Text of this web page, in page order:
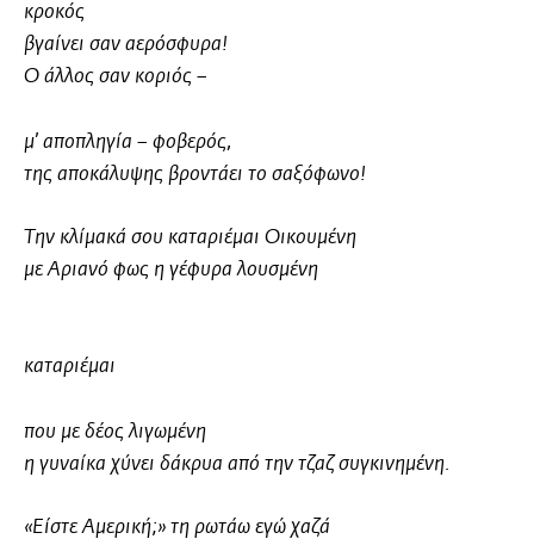
κροκός
βγαίνει σαν αερόσφυρα!
Ο άλλος σαν κοριός –
μ’ αποπληγία – φοβερός,
της αποκάλυψης βροντάει το σαξόφωνο!
Την κλίμακά σου καταριέμαι Οικουμένη
με Αριανό φως η γέφυρα λουσμένη
καταριέμαι
που με δέος λιγωμένη
η γυναίκα χύνει δάκρυα από την τζαζ συγκινημένη.
«Είστε Αμερική;» τη ρωτάω εγώ χαζά